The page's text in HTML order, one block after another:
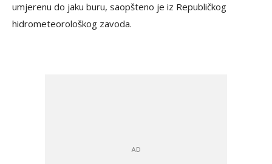
umjerenu do jaku buru, saopšteno je iz Republičkog
hidrometeorološkog zavoda.